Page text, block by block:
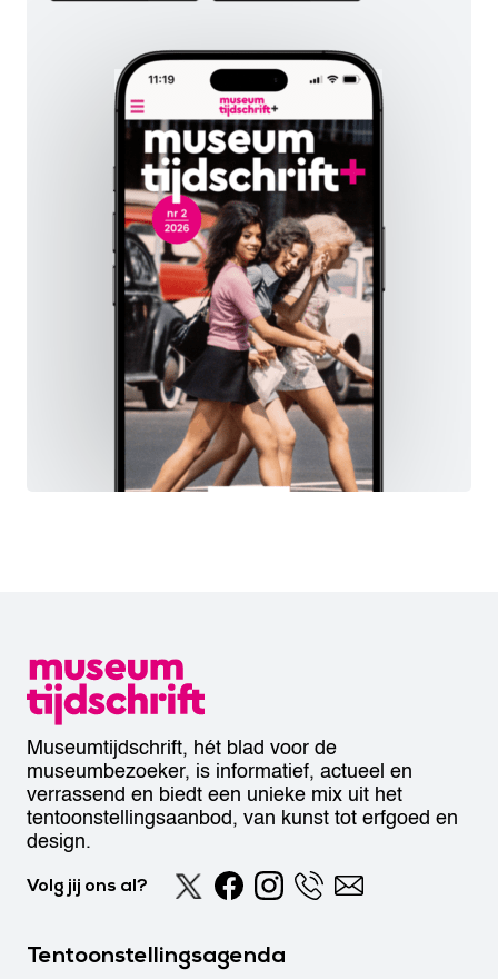
Museumtijdschrift, hét blad voor de
museumbezoeker, is informatief, actueel en
verrassend en biedt een unieke mix uit het
tentoonstellingsaanbod, van kunst tot erfgoed en
design.
Volg jij ons al?
Tentoonstellingsagenda